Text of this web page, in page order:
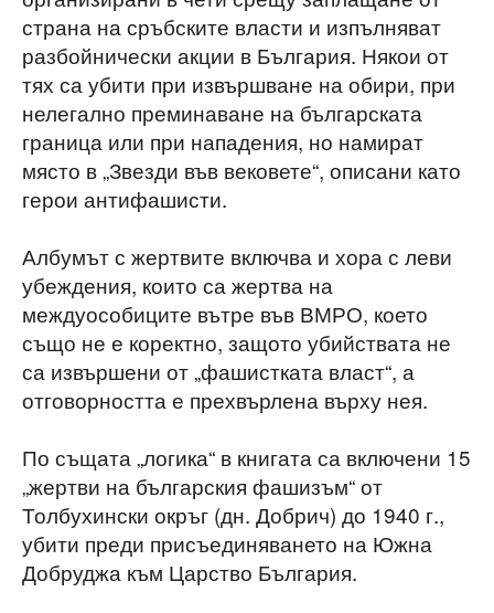
страна на сръбските власти и изпълняват
разбойнически акции в България. Някои от
тях са убити при извършване на обири, при
нелегално преминаване на българската
граница или при нападения, но намират
място в „Звезди във вековете“, описани като
герои антифашисти.
Албумът с жертвите включва и хора с леви
убеждения, които са жертва на
междуособиците вътре във ВМРО, което
също не е коректно, защото убийствата не
са извършени от „фашистката власт“, а
отговорността е прехвърлена върху нея.
По същата „логика“ в книгата са включени 15
„жертви на българския фашизъм“ от
Толбухински окръг (дн. Добрич) до 1940 г.,
убити преди присъединяването на Южна
Добруджа към Царство България.